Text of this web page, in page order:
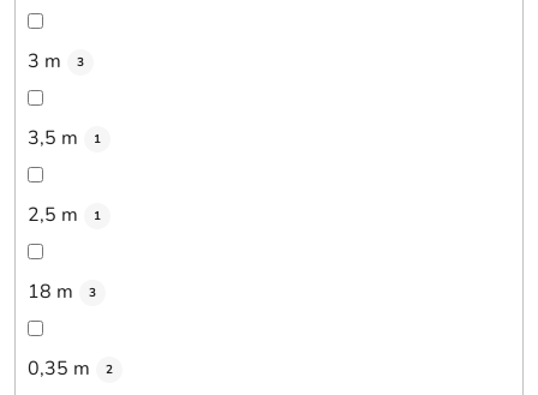
3 m 3
3,5 m 1
2,5 m 1
18 m 3
0,35 m 2